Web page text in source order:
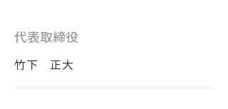
代表取締役
竹下 正大